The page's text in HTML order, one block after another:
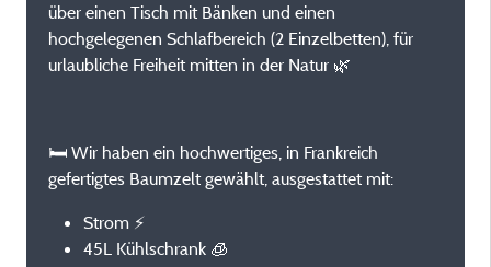
über einen Tisch mit Bänken und einen
hochgelegenen Schlafbereich (2 Einzelbetten), für
urlaubliche Freiheit mitten in der Natur 🌿
🛏️ Wir haben ein hochwertiges, in Frankreich
gefertigtes Baumzelt gewählt, ausgestattet mit:
Strom ⚡
45L Kühlschrank 🧊